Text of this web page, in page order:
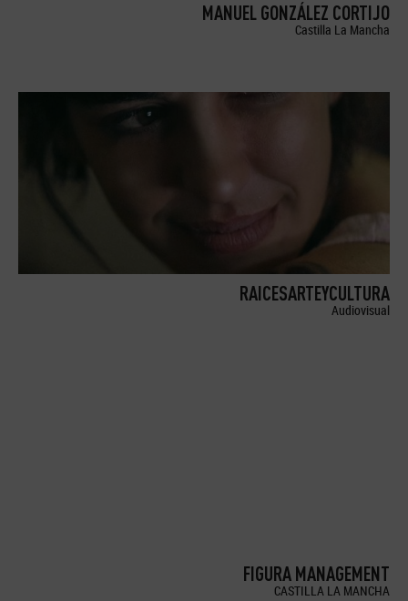
MANUEL GONZÁLEZ CORTIJO
Castilla La Mancha
RAICESARTEYCULTURA
Audiovisual
FIGURA MANAGEMENT
CASTILLA LA MANCHA